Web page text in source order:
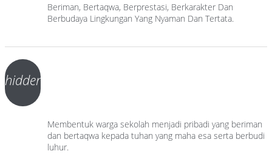
Beriman, Bertaqwa, Berprestasi, Berkarakter Dan
Berbudaya Lingkungan Yang Nyaman Dan Tertata.
hidden
Membentuk warga sekolah menjadi pribadi yang beriman
dan bertaqwa kepada tuhan yang maha esa serta berbudi
luhur.